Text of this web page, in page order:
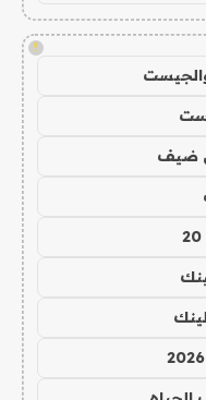
!